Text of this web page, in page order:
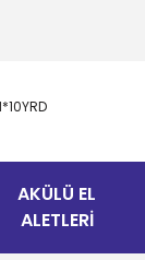
AKÜLÜ EL
ALETLERİ